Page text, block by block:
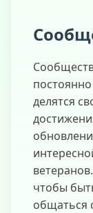
делятся
чтобы
общаться